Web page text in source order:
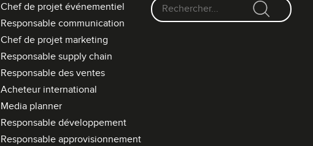
Chef de projet événementiel
Responsable communication
Chef de projet marketing
Responsable supply chain
Responsable des ventes
Acheteur international
Media planner
Responsable développement
Responsable approvisionnement
F